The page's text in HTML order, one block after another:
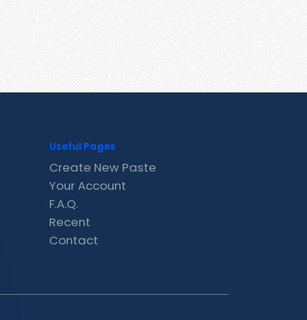
Useful Pages
Create New Paste
Your Account
F.A.Q.
Recent
Contact